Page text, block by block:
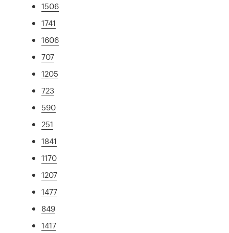
1506
1741
1606
707
1205
723
590
251
1841
1170
1207
1477
849
1417